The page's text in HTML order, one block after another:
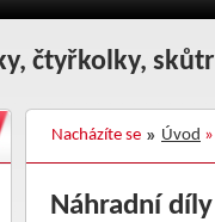
čtyřkolky,
Nacházíte se Úvod
Náhradní